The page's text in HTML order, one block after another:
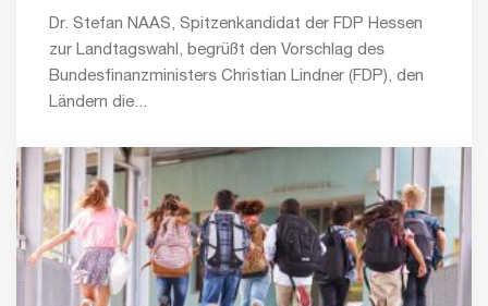
Dr. Stefan NAAS, Spitzenkandidat der FDP Hessen
zur Landtagswahl, begrüßt den Vorschlag des
Bundesfinanzministers Christian Lindner (FDP), den
Ländern die...